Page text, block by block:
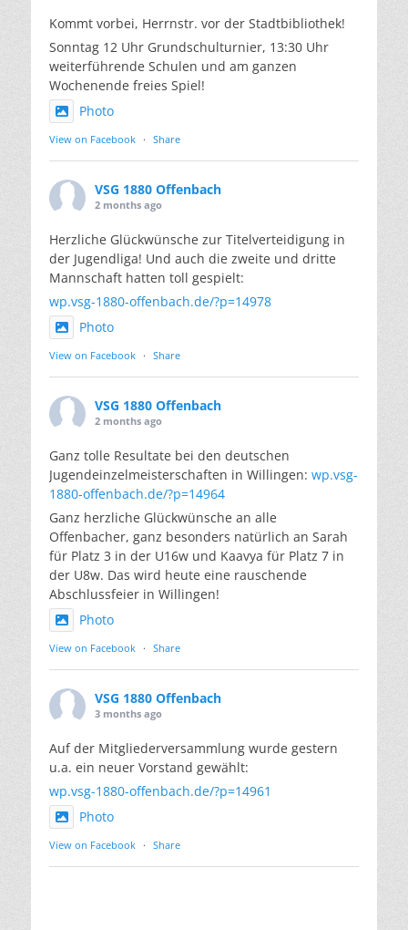
Kommt vorbei, Herrnstr. vor der Stadtbibliothek!
Sonntag 12 Uhr Grundschulturnier, 13:30 Uhr
weiterführende Schulen und am ganzen
Wochenende freies Spiel!
Photo
View on Facebook · Share
VSG 1880 Offenbach
2 months ago
Herzliche Glückwünsche zur Titelverteidigung in
der Jugendliga! Und auch die zweite und dritte
Mannschaft hatten toll gespielt:
wp.vsg-1880-offenbach.de/?p=14978
Photo
View on Facebook · Share
VSG 1880 Offenbach
2 months ago
Ganz tolle Resultate bei den deutschen
Jugendeinzelmeisterschaften in Willingen: wp.vsg-
1880-offenbach.de/?p=14964
Ganz herzliche Glückwünsche an alle
Offenbacher, ganz besonders natürlich an Sarah
für Platz 3 in der U16w und Kaavya für Platz 7 in
der U8w. Das wird heute eine rauschende
Abschlussfeier in Willingen!
Photo
View on Facebook · Share
VSG 1880 Offenbach
3 months ago
Auf der Mitgliederversammlung wurde gestern
u.a. ein neuer Vorstand gewählt:
wp.vsg-1880-offenbach.de/?p=14961
Photo
View on Facebook · Share